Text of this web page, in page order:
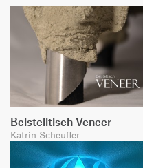
Beistelltisch Veneer
Katrin Scheufler